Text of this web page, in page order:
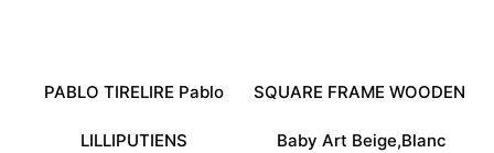
PABLO TIRELIRE Pablo
LILLIPUTIENS
SQUARE FRAME WOODEN
Baby Art Beige,Blanc